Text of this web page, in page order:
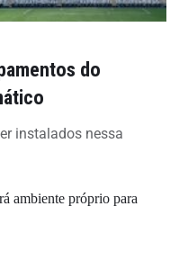
do
instalados nessa